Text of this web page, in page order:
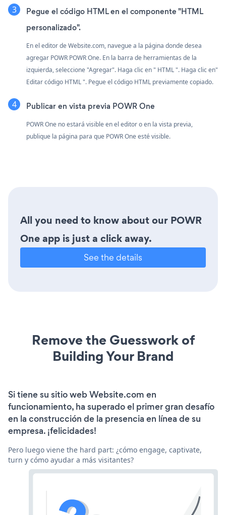
Pegue el código HTML en el componente "HTML
personalizado".
En el editor de Website.com, navegue a la página donde desea
agregar POWR POWR One. En la barra de herramientas de la
izquierda, seleccione "Agregar". Haga clic en " HTML ". Haga clic en"
Editar código HTML ". Pegue el código HTML previamente copiado.
Publicar en vista previa POWR One
POWR One no estará visible en el editor o en la vista previa,
publique la página para que POWR One esté visible.
All you need to know about our POWR
One app is just a click away.
See the details
Remove the Guesswork of
Building Your Brand
Si tiene su sitio web Website.com en
funcionamiento, ha superado el primer gran desafío
en la construcción de la presencia en línea de su
empresa. ¡felicidades!
Pero luego viene the hard part: ¿cómo engage, captivate,
turn y cómo ayudar a más visitantes?